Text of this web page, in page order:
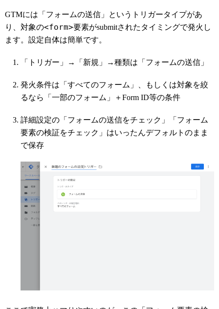
GTMには「フォームの送信」というトリガータイプがあ
り、対象の<form>要素がsubmitされたタイミングで発火し
ます。設定自体は簡単です。
「トリガー」→「新規」→種類は「フォームの送信」
発火条件は「すべてのフォーム」、もしくは対象を絞
るなら「一部のフォーム」＋Form ID等の条件
詳細設定の「フォームの送信をチェック」「フォーム
要素の検証をチェック」はいったんデフォルトのまま
で保存